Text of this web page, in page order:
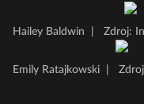
Hailey Baldwin Zdroj:
Emily Ratajkowski